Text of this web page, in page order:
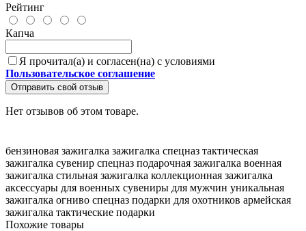
Рейтинг
Капча
Я прочитал(а) и согласен(на) с условиями
Пользовательское соглашение
Отправить свой отзыв
Нет отзывов об этом товаре.
бензиновая зажигалка зажигалка спецназ тактическая
зажигалка сувенир спецназ подарочная зажигалка военная
зажигалка стильная зажигалка коллекционная зажигалка
аксессуары для военных сувениры для мужчин уникальная
зажигалка огниво спецназ подарки для охотников армейская
зажигалка тактические подарки
Похожие товары